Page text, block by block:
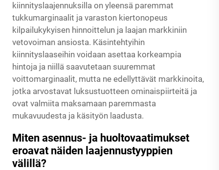
kiinnityslaajennuksilla on yleensä paremmat
tukkumarginaalit ja varaston kiertonopeus
kilpailukykyisen hinnoittelun ja laajan markkiniin
vetovoiman ansiosta. Käsintehtyihin
kiinnityslaaseihin voidaan asettaa korkeampia
hintoja ja niillä saavutetaan suuremmat
voittomarginaalit, mutta ne edellyttävät markkinoita,
jotka arvostavat luksustuotteen ominaispiirteitä ja
ovat valmiita maksamaan paremmasta
mukavuudesta ja käsityön laadusta.
Miten asennus- ja huoltovaatimukset
eroavat näiden laajennustyyppien
välillä?